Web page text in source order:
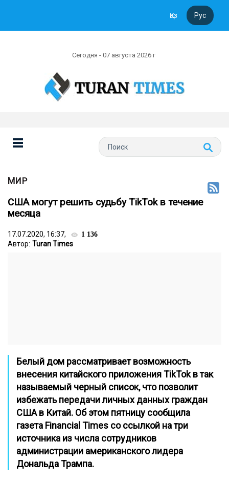
Қаз Рус
Сегодня - 07 августа 2026 г
МИР
США могут решить судьбу TikTok в течение
месяца
17.07.2020, 16:37, 1 136
Автор: Turan Times
Белый дом рассматривает возможность
внесения китайского приложения TikTok в так
называемый черный список, что позволит
избежать передачи личных данных граждан
США в Китай. Об этом пятницу сообщила
газета Financial Times со ссылкой на три
источника из числа сотрудников
администрации американского лидера
Дональда Трампа.